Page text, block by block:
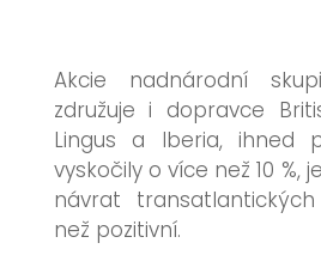
Akcie nadnárodní
združuje i dopravce
Lingus a Iberia, ihned
vyskočily o více než 10 %,
návrat
než pozitivní.